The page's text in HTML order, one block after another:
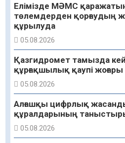
Елімізде МӘМС қаражатын
төлемдерден қорғаудың
құрылуда
05.08.2026
Қазгидромет тамызда
құрғақшылық қаупі
05.08.2026
Алғашқы цифрлық
құралдарының
05.08.2026